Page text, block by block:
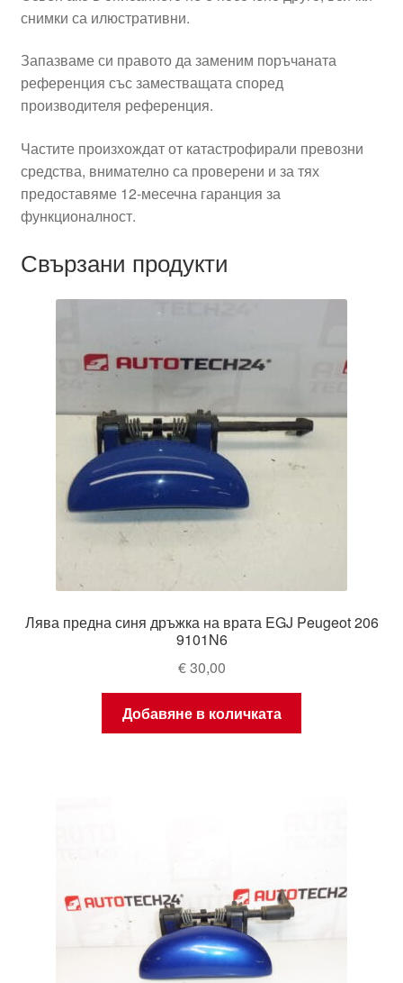
снимки са илюстративни.
Запазваме си правото да заменим поръчаната
референция със заместващата според
производителя референция.
Частите произхождат от катастрофирали превозни
средства, внимателно са проверени и за тях
предоставяме 12-месечна гаранция за
функционалност.
Свързани продукти
Лява предна синя дръжка на врата EGJ Peugeot 206
9101N6
€30,00
Добавяне в количката